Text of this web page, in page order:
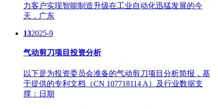
力客户实现智能制造升级在工业自动化迅猛发展的今
天，广东
132025-9
气动剪刀项目投资分析
以下是为投资委员会准备的气动剪刀项目分析简报，基
于提供的专利文档（CN 107718114 A）及行业数据支
撑：日期